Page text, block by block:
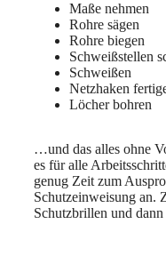
Maße nehmen
Rohre sägen
Rohre biegen
Schweißstellen
Schweißen
Netzhaken
Löcher bohren
…und das alles ohne
es für alle
genug Zeit zum
Schutzeinweisung an.
Schutzbrillen und dann